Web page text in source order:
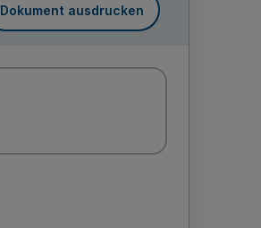
Dokument ausdrucken